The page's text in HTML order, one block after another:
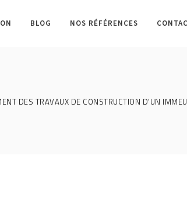
BLOG NOS RÉFÉRENCES
DES TRAVAUX DE CONSTRUCTION D'UN